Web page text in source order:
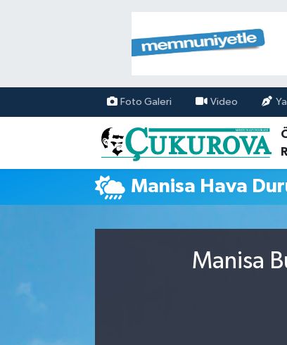
Foto Galeri Video
Manisa Hava
Manisa
Mersin Nöbetçi Eczaneler
Mersin Hava Durumu
Mersin Namaz Vakitleri
Mersin Trafik Yoğunluk Haritası
Süper Lig Puan Durumu ve Fikstür
Tüm Manşetler